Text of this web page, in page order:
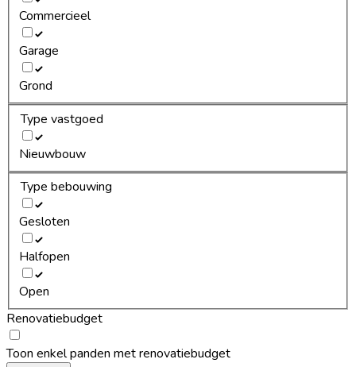
Commercieel
Garage
Grond
Type vastgoed
Nieuwbouw
Type bebouwing
Gesloten
Halfopen
Open
Renovatiebudget
Toon enkel panden met renovatiebudget